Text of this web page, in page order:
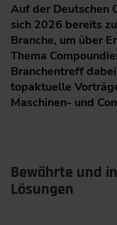
Auf der Deutschen
sich 2026 bereits
Branche, um über
Thema
Branchentreff
topaktuelle
Maschinen- und
Bewährte und
Lösungen